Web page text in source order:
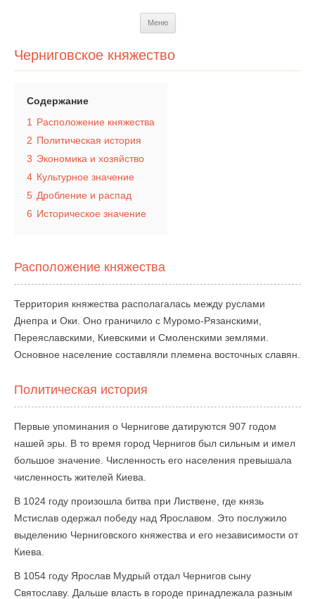
Меню
Черниговское княжество
Содержание
1
Расположение княжества
2 Политическая история
3 Экономика и хозяйство
4 Культурное значение
5 Дробление и распад
6 Историческое значение
Расположение княжества
Территория княжества располагалась между руслами
Днепра и Оки. Оно граничило с Муромо-Рязанскими,
Переяславскими, Киевскими и Смоленскими землями.
Основное население составляли племена восточных славян.
Политическая история
Первые упоминания о Чернигове датируются 907 годом
нашей эры. В то время город Чернигов был сильным и имел
большое значение. Численность его населения превышала
численность жителей Киева.
В 1024 году произошла битва при Листвене, где князь
Мстислав одержал победу над Ярославом. Это послужило
выделению Черниговского княжества и его независимости от
Киева.
В 1054 году Ярослав Мудрый отдал Чернигов сыну
Святославу. Дальше власть в городе принадлежала разным